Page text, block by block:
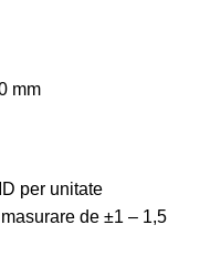
mm
per unitate
de ±1 – 1,5